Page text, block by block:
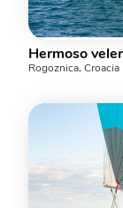
Rogoznica, Croacia